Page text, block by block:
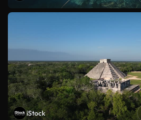
iStock